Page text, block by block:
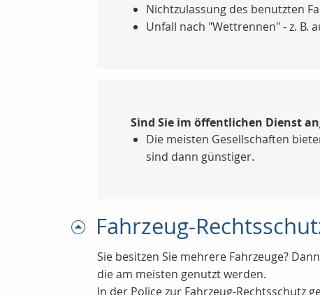
Nichtzulassung des benutzten
Unfall nach "Wettrennen" - z. B.
Sind Sie im öffentlichen Dienst
Die meisten Gesellschaften
sind dann günstiger.
Fahrzeug-
Sie besitzen Sie mehrere Fahrzeuge?
die am meisten genutzt werden.
In der Police zur Fahrzeug-Rechtsschutz